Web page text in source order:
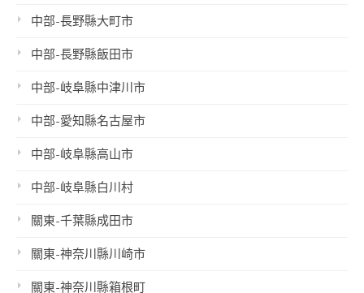
中部-長野縣大町市
中部-長野縣飯田市
中部-岐阜縣中津川市
中部-愛知縣名古屋市
中部-岐阜縣高山市
中部-岐阜縣白川村
關東-千葉縣成田市
關東-神奈川縣川崎市
關東-神奈川縣箱根町